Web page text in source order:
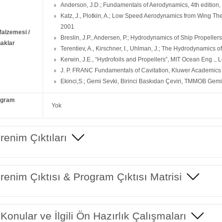
/
Anderson, J.D.; Fundamentals of Aerodynamics, 4th
Katz, J., Plotkin, A.; Low Speed Aerodynamics from Wing
2001
Breslin, J.P., Andersen, P.; Hydrodynamics of Ship
Terentiev, A., Kirschner, I., Uhlman, J.; The Hydrodynamics
Kerwin, J.E., “Hydrofoils and Propellers”, MIT Ocean Eng..,
J. P. FRANC Fundamentals of Cavitation, Kluwer
Ekinci,S.; Gemi Sevki, Birinci Baskıdan Çeviri, TMMOB
Yok
Çıktıları
Çıktısı & Program Çıktısı Matrisi
ve İlgili Ön Hazırlık Çalışmaları